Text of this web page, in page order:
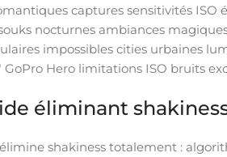
captures sensitivités ISO
nocturnes ambiances
impossibles cities urbaines
GoPro Hero limitations ISO bruits
éliminant
élimine shakiness totalement :